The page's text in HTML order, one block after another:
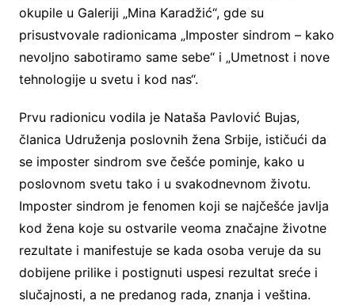
okupile u Galeriji „Mina Karadžić“, gde su
prisustvovale radionicama „Imposter sindrom – kako
nevoljno sabotiramo same sebe“ i „Umetnost i nove
tehnologije u svetu i kod nas“.
Prvu radionicu vodila je Nataša Pavlović Bujas,
članica Udruženja poslovnih žena Srbije, ističući da
se imposter sindrom sve češće pominje, kako u
poslovnom svetu tako i u svakodnevnom životu.
Imposter sindrom je fenomen koji se najčešće javlja
kod žena koje su ostvarile veoma značajne životne
rezultate i manifestuje se kada osoba veruje da su
dobijene prilike i postignuti uspesi rezultat sreće i
slučajnosti, a ne predanog rada, znanja i veština.